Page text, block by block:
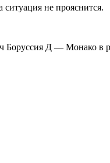
не прояснится.
Боруссия Д — Монако в